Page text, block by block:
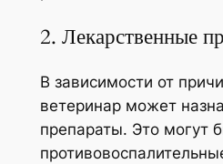
2. Лекарственные
В зависимости от
ветеринар может
препараты. Это могут